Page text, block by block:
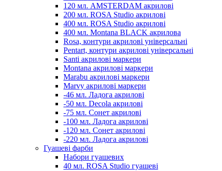
120 мл. AMSTERDAM акрилові
200 мл. ROSA Studio акрилові
400 мл. ROSA Studio акрилові
400 мл. Montana BLACK акрилова
Rosa, контури акрилові універсальні
Pentart, контури акрилові універсальні
Santi акрилові маркери
Montana акрилові маркери
Marabu акрилові маркери
Marvy акрилові маркери
-46 мл. Ладога акрилові
-50 мл. Decola акрилові
-75 мл. Сонет акрилові
-100 мл. Ладога акрилові
-120 мл. Сонет акрилові
-220 мл. Ладога акрилові
Гуашеві фарби
Набори гуашевих
40 мл. ROSA Studio гуашеві